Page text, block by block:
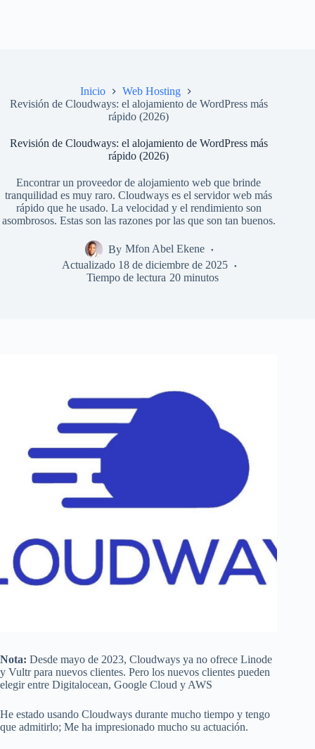
Inicio
Web Hosting
Revisión de Cloudways: el alojamiento de WordPress más
rápido (2026)
Revisión de Cloudways: el alojamiento de WordPress más
rápido (2026)
Encontrar un proveedor de alojamiento web que brinde
tranquilidad es muy raro. Cloudways es el servidor web más
rápido que he usado. La velocidad y el rendimiento son
asombrosos. Estas son las razones por las que son tan buenos.
By Mfon Abel Ekene
Actualizado 18 de diciembre de 2025
Tiempo de lectura 20 minutos
Nota: Desde mayo de 2023, Cloudways ya no ofrece Linode
y Vultr para nuevos clientes. Pero los nuevos clientes pueden
elegir entre Digitalocean, Google Cloud y AWS
He estado usando Cloudways durante mucho tiempo y tengo
que admitirlo; Me ha impresionado mucho su actuación.